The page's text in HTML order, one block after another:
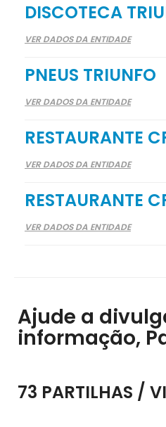
DISCOTECA
VER DADOS DA ENTIDADE
PNEUS TRIUNFO
VER DADOS DA ENTIDADE
RESTAURANTE
VER DADOS DA ENTIDADE
RESTAURANTE
VER DADOS DA ENTIDADE
Ajude a
informação,
73 PARTILHAS /